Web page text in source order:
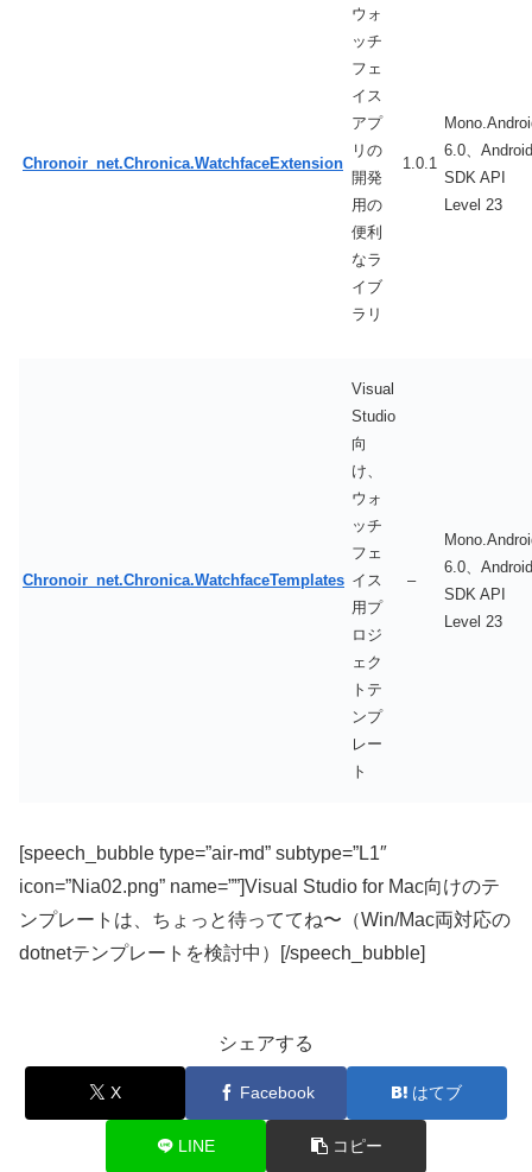
Chronoir_net.Chronica.WatchfaceExtension
ウォ
ッチ
フェ
イス
アプ
リの
開発
用の
便利
なラ
イブ
ラリ
1.0.1
6.0、Android
SDK API
Level 23
Chronoir_net.Chronica.WatchfaceTemplates
Visual
Studio
向
け、
ウォ
ッチ
フェ
イス
用プ
ロジ
ェク
トテ
ンプ
レー
ト
–
6.0、Android
SDK API
Level 23
[speech_bubble type=”air-md” subtype=”L1″
icon=”Nia02.png” name=””]Visual Studio for Mac向けのテ
ンプレートは、ちょっと待っててね〜（Win/Mac両対応の
dotnetテンプレートを検討中）[/speech_bubble]
シェアする
X Facebook はてブ
LINE コピー